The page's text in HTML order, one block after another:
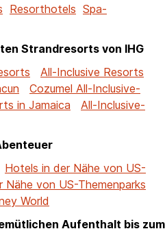
Resorthotels Spa-
Strandresorts von IHG
All-Inclusive Resorts
Cozumel All-Inclusive-
in Jamaica
All-Inclusive-
Hotels in der Nähe von US-
Nähe von US-Themenparks
World
Aufenthalt bis zum